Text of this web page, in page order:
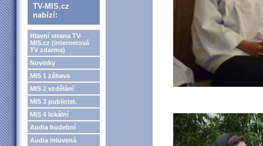
TV-MIS.cz
nabízí:
Hlavní strana TV-
MIS.cz (internetová
TV zdarma)
Novinky
MIS 1 zábava
MIS 2 vzdělání
MIS 3 publicist.
MIS 4 lokální
Audia hudební
Audia mluvená